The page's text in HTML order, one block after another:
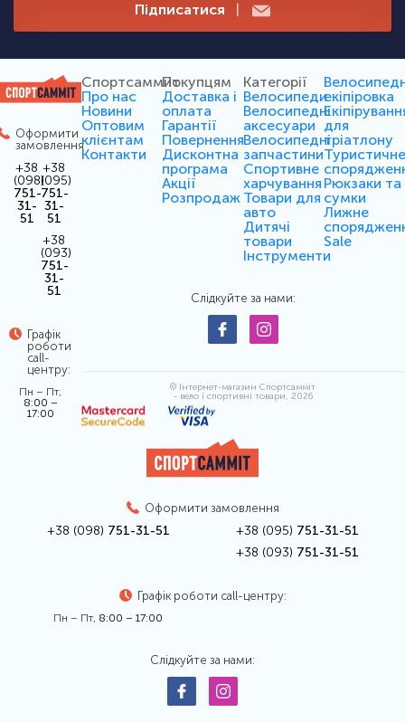
Підписатися |
Оформити
замовлення
+38
(098)
751-
31-
51
+38
(095)
751-
31-
51
+38
(093)
751-
31-
51
Графік
роботи
call-
центру:
Пн – Пт,
8:00 –
17:00
Спортсаммит
Про нас
Новини
Оптовим
клієнтам
Контакти
Покупцям
Доставка і
оплата
Гарантії
Повернення
Дисконтна
програма
Акції
Розпродаж
Категорії
Велосипеди
Велосипедні
аксесуари
Велосипедні
запчастини
Спортивне
харчування
Товари для
авто
Дитячі
товари
Інструменти
екіпіровка
для
тріатлону
Рюкзаки та
сумки
Лижне
Sale
Слідкуйте за нами:
© Інтернет-магазин Спортсамміт
- вело і спортивні товари, 2026
Оформити замовлення
+38 (098) 751-31-51 +38 (095) 751-31-51
+38 (093) 751-31-51
Графік роботи call-центру:
Пн – Пт, 8:00 – 17:00
Слідкуйте за нами: